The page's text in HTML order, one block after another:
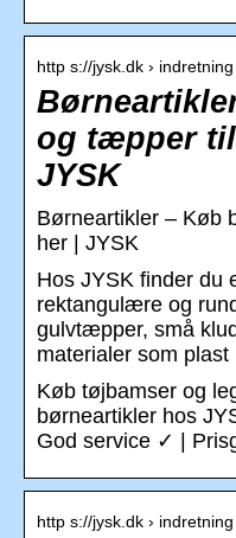
http s://jysk.dk ›
og tæpper
JYSK
Børneartikler – Køb
her | JYSK
Hos JYSK finder du
rektangulære og
gulvtæpper, små
materialer som
Køb tøjbamser og
børneartikler hos
God service ✓ |
http s://jysk.dk ›